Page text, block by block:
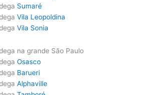
Sumaré
Vila Leopoldina
Vila Sonia
na grande São Paulo
Osasco
Barueri
Alphaville